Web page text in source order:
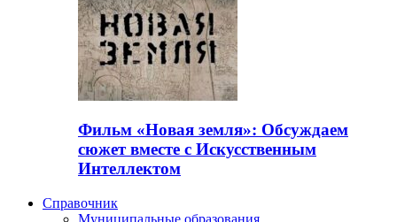
Фильм «Новая земля»: Обсуждаем
сюжет вместе с Искусственным
Интеллектом
Справочник
Муниципальные образования